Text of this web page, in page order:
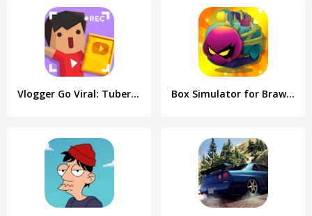
Vlogger Go Viral: Tuber Life Box Simulator for Brawl Stars